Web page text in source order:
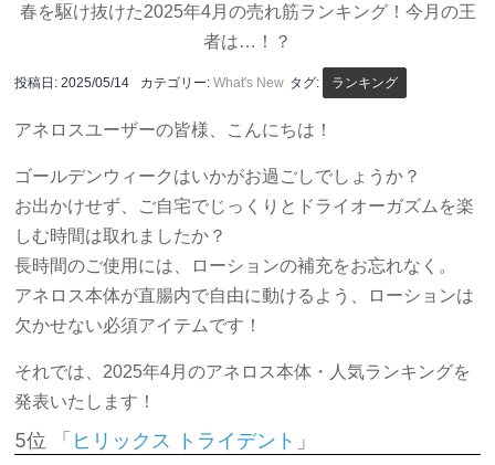
春を駆け抜けた2025年4月の売れ筋ランキング！今月の王
者は…！？
投稿日:2025/05/14 カテゴリー:What's New タグ: ランキング
アネロスユーザーの皆様、こんにちは！
ゴールデンウィークはいかがお過ごしでしょうか？
お出かけせず、ご自宅でじっくりとドライオーガズムを楽
しむ時間は取れましたか？
長時間のご使用には、ローションの補充をお忘れなく。
アネロス本体が直腸内で自由に動けるよう、ローションは
欠かせない必須アイテムです！
それでは、2025年4月のアネロス本体・人気ランキングを
発表いたします！
5位 「 ヒリックス トライデント 」